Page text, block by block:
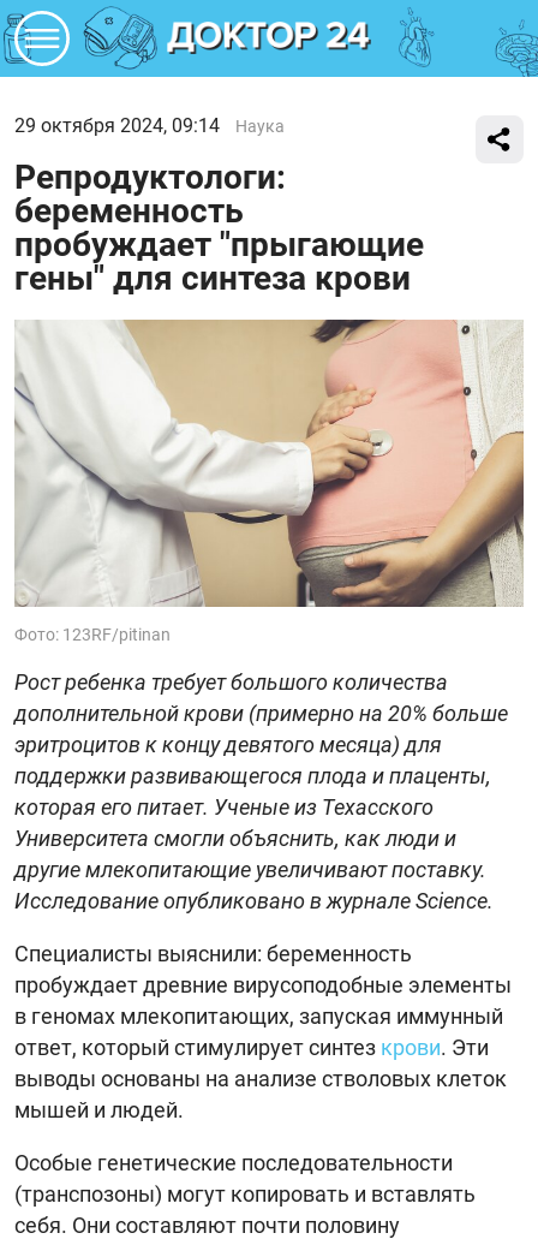
29 октября 2024, 09:14 Наука
Репродуктологи:
беременность
пробуждает "прыгающие
гены" для синтеза крови
Фото: 123RF/pitinan
Рост ребенка требует большого количества
дополнительной крови (примерно на 20% больше
эритроцитов к концу девятого месяца) для
поддержки развивающегося плода и плаценты,
которая его питает. Ученые из Техасского
Университета смогли объяснить, как люди и
другие млекопитающие увеличивают поставку.
Исследование опубликовано в журнале Science.
Специалисты выяснили: беременность
пробуждает древние вирусоподобные элементы
в геномах млекопитающих, запуская иммунный
ответ, который стимулирует синтез крови. Эти
выводы основаны на анализе стволовых клеток
мышей и людей.
Особые генетические последовательности
(транспозоны) могут копировать и вставлять
себя. Они составляют почти половину